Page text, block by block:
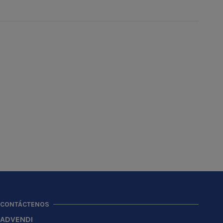
CONTÁCTENOS
ADVENDI